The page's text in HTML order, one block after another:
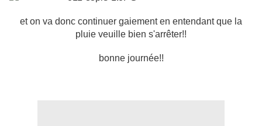
et on va donc continuer gaiement en entendant que la
pluie veuille bien s'arrêter!!
bonne journée!!